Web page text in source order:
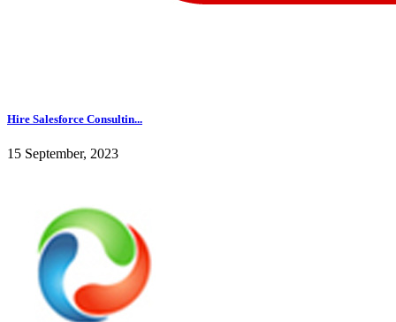
Hire Salesforce Consultin...
15 September, 2023